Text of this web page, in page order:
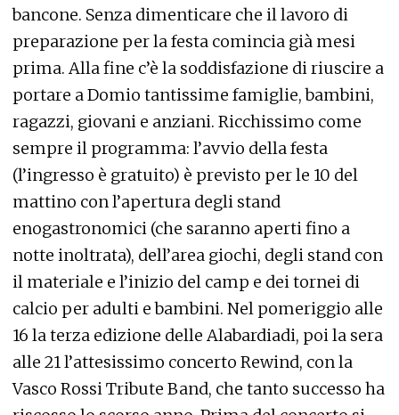
bancone. Senza dimenticare che il lavoro di
preparazione per la festa comincia già mesi
prima. Alla fine c’è la soddisfazione di riuscire a
portare a Domio tantissime famiglie, bambini,
ragazzi, giovani e anziani. Ricchissimo come
sempre il programma: l’avvio della festa
(l’ingresso è gratuito) è previsto per le 10 del
mattino con l’apertura degli stand
enogastronomici (che saranno aperti fino a
notte inoltrata), dell’area giochi, degli stand con
il materiale e l’inizio del camp e dei tornei di
calcio per adulti e bambini. Nel pomeriggio alle
16 la terza edizione delle Alabardiadi, poi la sera
alle 21 l’attesissimo concerto Rewind, con la
Vasco Rossi Tribute Band, che tanto successo ha